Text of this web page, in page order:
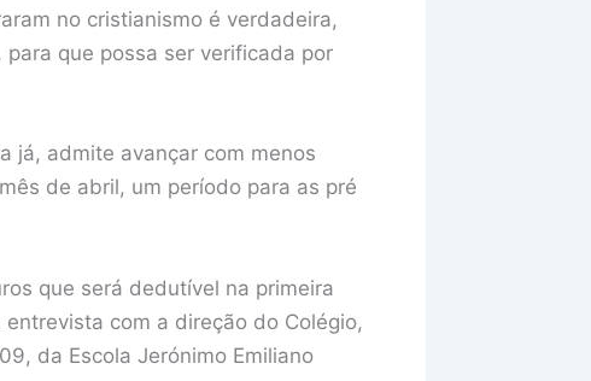
no cristianismo é verdadeira,
que possa ser verificada por
já, admite avançar com menos
de abril, um período para as pré
que será dedutível na primeira
com a direção do Colégio,
da Escola Jerónimo Emiliano